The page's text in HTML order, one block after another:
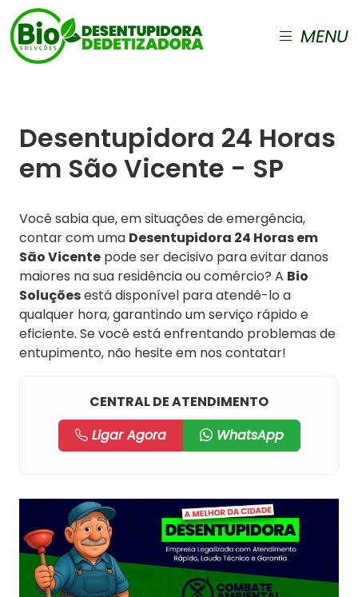
MENU
Desentupidora 24 Horas
em São Vicente - SP
Você sabia que, em situações de emergência,
contar com uma Desentupidora 24 Horas em
São Vicente pode ser decisivo para evitar danos
maiores na sua residência ou comércio? A Bio
Soluçõesestá disponível para atendê-lo a
qualquer hora, garantindo um serviço rápido e
eficiente. Se você está enfrentando problemas de
entupimento, não hesite em nos contatar!
CENTRAL DE ATENDIMENTO
Ligar Agora
WhatsApp